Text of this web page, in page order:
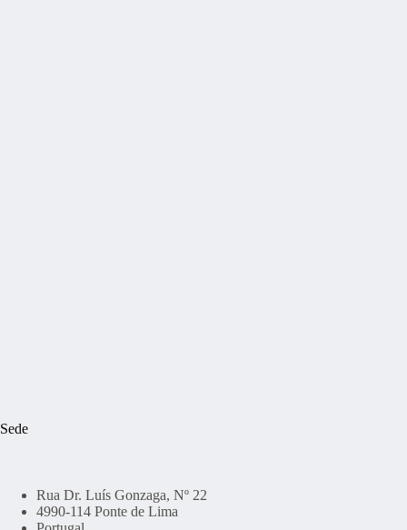
Sede
Rua Dr. Luís Gonzaga, Nº 22
4990-114 Ponte de Lima